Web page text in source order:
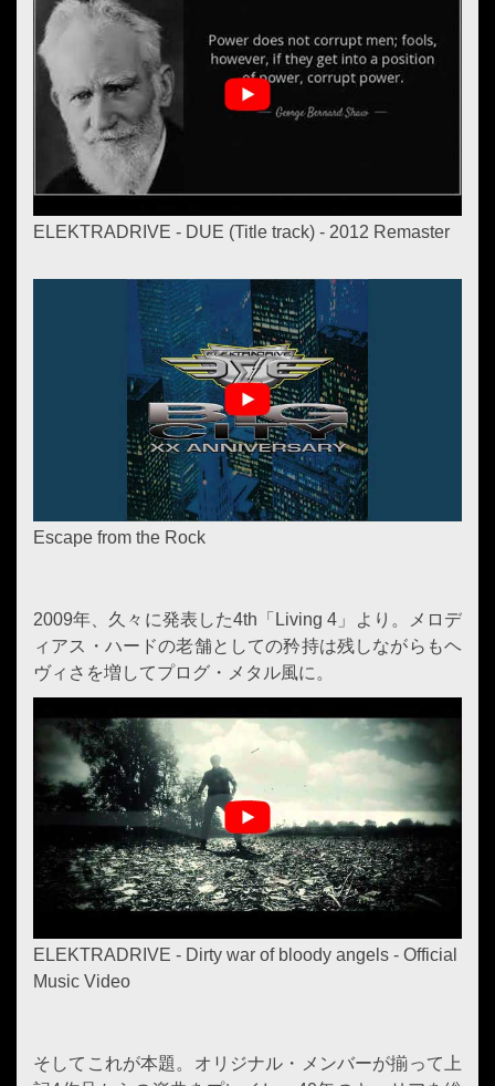
ELEKTRADRIVE - DUE (Title track) - 2012 Remaster
Escape from the Rock
2009年、久々に発表した4th「Living 4」より。メロデ
ィアス・ハードの老舗としての矜持は残しながらもヘ
ヴィさを増してプログ・メタル風に。
ELEKTRADRIVE - Dirty war of bloody angels - Official
Music Video
そしてこれが本題。オリジナル・メンバーが揃って上